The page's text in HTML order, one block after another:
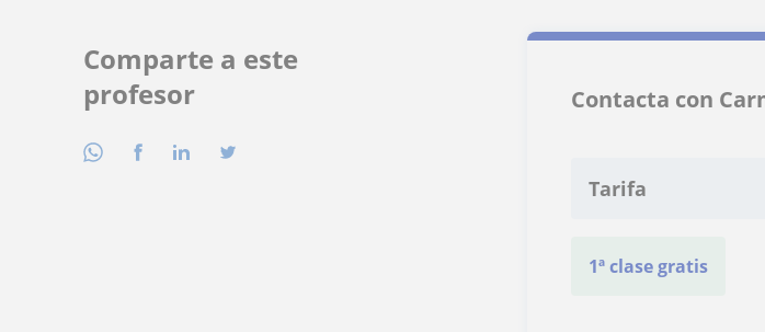
Comparte a este
profesor
Contacta con
Tarifa
1ª clase gratis